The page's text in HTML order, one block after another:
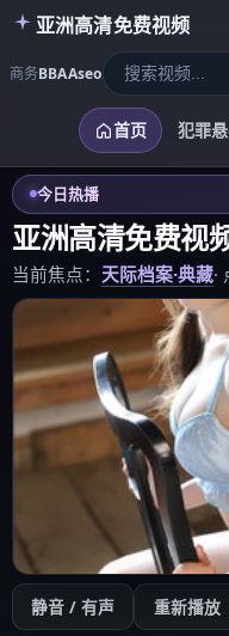
亚洲高清免费视频
首页 犯罪
商务BBAAseo
今日热播
亚洲高清免费视
当前焦点： 天际档案·典藏·
开始播放
静音 / 有声 重新播放